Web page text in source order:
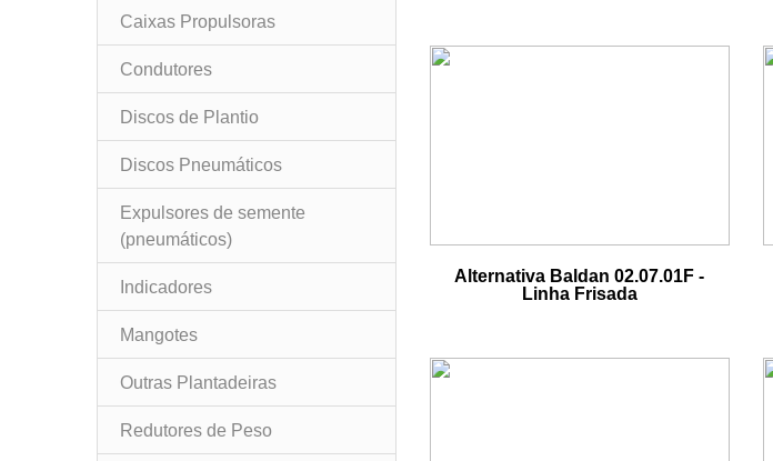
Caixas Propulsoras
Condutores
Discos de Plantio
Discos Pneumáticos
Expulsores de semente
(pneumáticos)
Indicadores
Mangotes
Outras Plantadeiras
Redutores de Peso
Alternativa Baldan 02.07.01F -
Linha Frisada